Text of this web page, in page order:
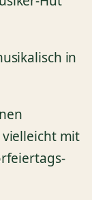
in
vielleicht mit